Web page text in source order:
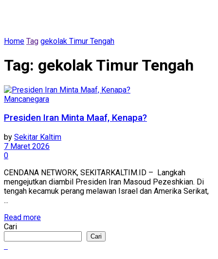
Home Tag gekolak Timur Tengah
Tag: gekolak Timur Tengah
Mancanegara
Presiden Iran Minta Maaf, Kenapa?
by Sekitar Kaltim
7 Maret 2026
0
CENDANA NETWORK, SEKITARKALTIM.ID – Langkah
mengejutkan diambil Presiden Iran Masoud Pezeshkian. Di
tengah kecamuk perang melawan Israel dan Amerika Serikat,
...
Read more
Cari
Cari